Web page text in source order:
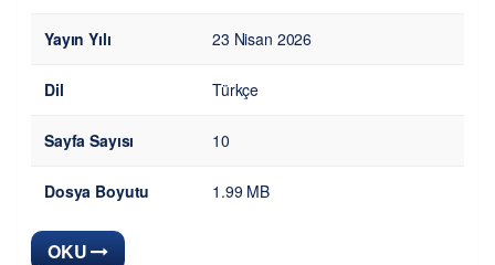
Yayın Yılı 23 Nisan 2026
Dil Türkçe
Sayfa Sayısı 10
Dosya Boyutu 1.99 MB
OKU